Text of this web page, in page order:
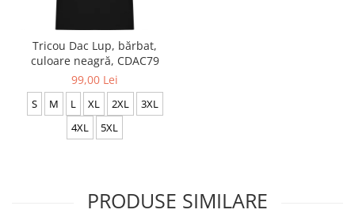
Tricou Dac Lup, bărbat,
culoare neagră, CDAC79
99,00 Lei
S M L XL 2XL
3XL
4XL
5XL
PRODUSE SIMILARE